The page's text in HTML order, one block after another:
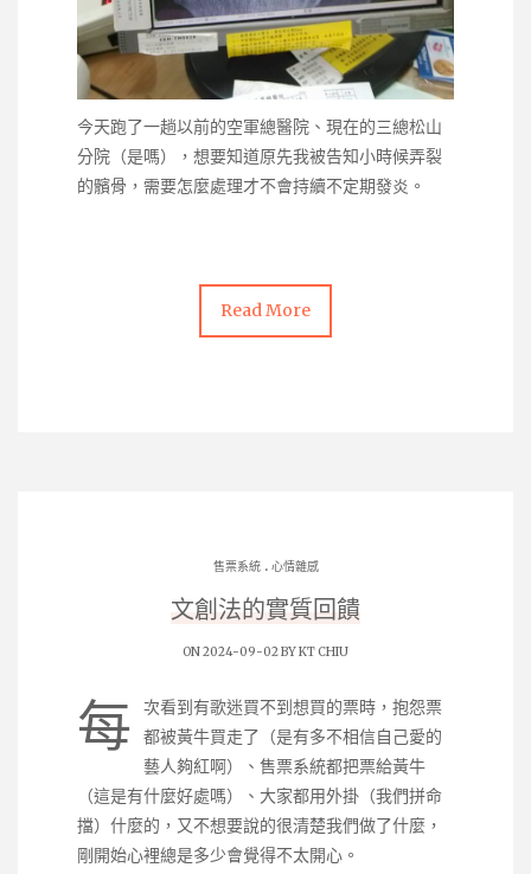
今天跑了一趟以前的空軍總醫院、現在的三總松山
分院（是嗎），想要知道原先我被告知小時候弄裂
的髕骨，需要怎麼處理才不會持續不定期發炎。
Read More
售票系統. 心情雜感
文創法的實質回饋
ON 2024-09-02 BYKT CHIU
每
次看到有歌迷買不到想買的票時，抱怨票
都被黃牛買走了（是有多不相信自己愛的
藝人夠紅啊）、售票系統都把票給黃牛
（這是有什麼好處嗎）、大家都用外掛（我們拼命
擋）什麼的，又不想要說的很清楚我們做了什麼，
剛開始心裡總是多少會覺得不太開心。